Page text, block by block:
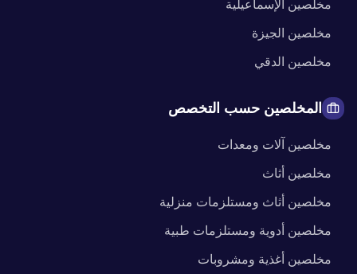
مخلصين الإسماعيلية
مخلصين الجيزة
مخلصين الدقي
المخلصين حسب التخصص
مخلصين آلات ومعدات
مخلصين أثاث
مخلصين أثاث ومستلزمات منزلية
مخلصين أدوية ومستلزمات طبية
مخلصين أغذية ومشروبات